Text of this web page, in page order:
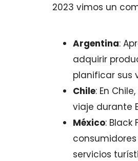
2023 vimos un
Argentina:
adquirir
planificar sus
Chile: En
viaje durante
México:
servicios